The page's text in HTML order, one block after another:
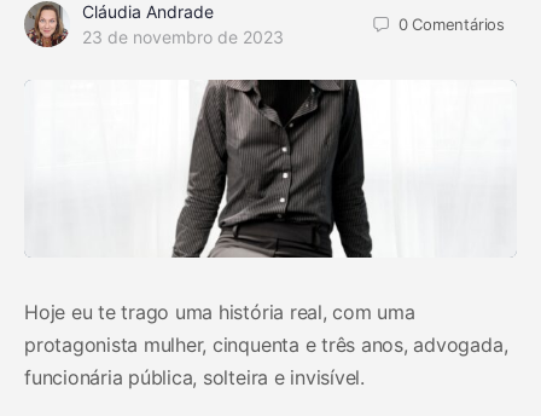
Cláudia Andrade
23 de novembro de 2023
0Comentários
Hoje eu te trago uma história real, com uma
protagonista mulher, cinquenta e três anos, advogada,
funcionária pública, solteira e invisível.